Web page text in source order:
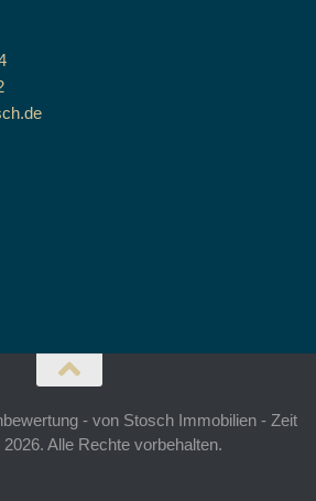
- von Stosch Immobilien - Zeit
Alle Rechte vorbehalten.